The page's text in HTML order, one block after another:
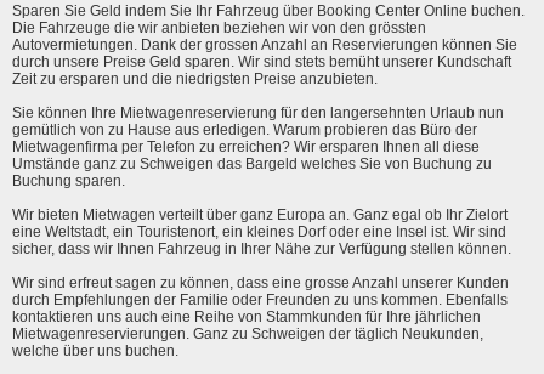
Sparen Sie Geld indem Sie Ihr Fahrzeug über Booking Center Online buchen.
Die Fahrzeuge die wir anbieten beziehen wir von den grössten
Autovermietungen. Dank der grossen Anzahl an Reservierungen können Sie
durch unsere Preise Geld sparen. Wir sind stets bemüht unserer Kundschaft
Zeit zu ersparen und die niedrigsten Preise anzubieten.
Sie können Ihre Mietwagenreservierung für den langersehnten Urlaub nun
gemütlich von zu Hause aus erledigen. Warum probieren das Büro der
Mietwagenfirma per Telefon zu erreichen? Wir ersparen Ihnen all diese
Umstände ganz zu Schweigen das Bargeld welches Sie von Buchung zu
Buchung sparen.
Wir bieten Mietwagen verteilt über ganz Europa an. Ganz egal ob Ihr Zielort
eine Weltstadt, ein Touristenort, ein kleines Dorf oder eine Insel ist. Wir sind
sicher, dass wir Ihnen Fahrzeug in Ihrer Nähe zur Verfügung stellen können.
Wir sind erfreut sagen zu können, dass eine grosse Anzahl unserer Kunden
durch Empfehlungen der Familie oder Freunden zu uns kommen. Ebenfalls
kontaktieren uns auch eine Reihe von Stammkunden für Ihre jährlichen
Mietwagenreservierungen. Ganz zu Schweigen der täglich Neukunden,
welche über uns buchen.